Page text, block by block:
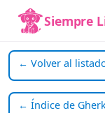
Siempre
← Volver al
← Índice de